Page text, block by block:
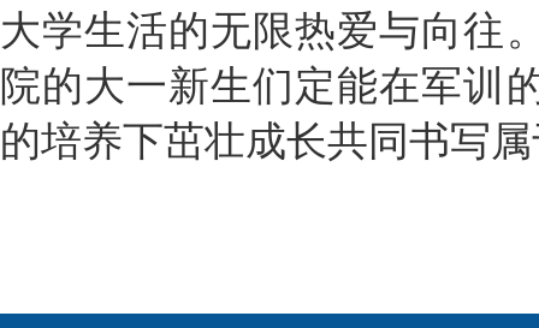
大学生活的无限热爱与向往
院的大一新生们定能在军训
的培养下茁壮成长共同书写